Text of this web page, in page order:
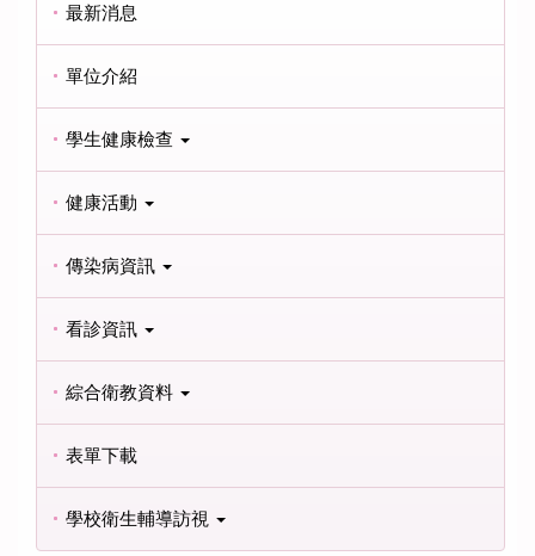
最新消息
單位介紹
學生健康檢查
健康活動
傳染病資訊
看診資訊
綜合衛教資料
表單下載
學校衛生輔導訪視